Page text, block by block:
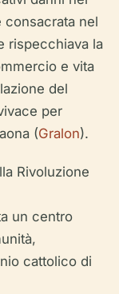
consacrata nel
rispecchiava la
e vita
del
per
(Gralon).
Rivoluzione
un centro
cattolico di